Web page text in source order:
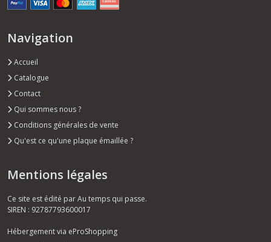
Navigation
Accueil
Catalogue
Contact
Qui sommes nous ?
Conditions générales de vente
Qu'est ce qu'une plaque émaillée ?
Mentions légales
Ce site est édité par Au temps qui passe.
SIREN : 92787793600017
Hébergement via eProShopping